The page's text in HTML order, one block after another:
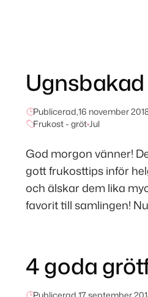
Publicerad, 16 november
Frukost - gröt•Jul
God morgon vänner!
gott frukosttips inför
och älskar dem lika
favorit till samlingen!
4 goda
Publicerad, 17 september